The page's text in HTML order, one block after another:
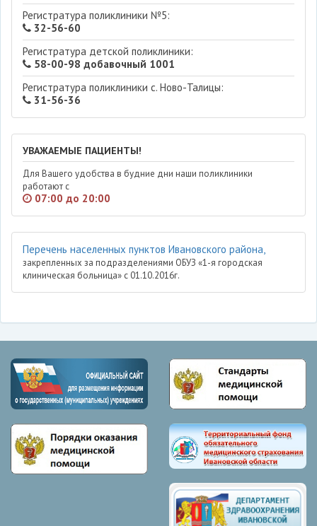
Регистратура поликлиники №5:
32-56-60
Регистратура детской поликлиники:
58-00-98 добавочный 1001
Регистратура поликлиники с. Ново-Талицы:
31-56-36
УВАЖАЕМЫЕ ПАЦИЕНТЫ!
Для Вашего удобства в будние дни наши поликлиники
работают с
07:00 до 20:00
Перечень населенных пунктов Ивановского района,
закрепленных за подразделениями ОБУЗ «1-я городская
клиническая больница» с 01.10.2016г.